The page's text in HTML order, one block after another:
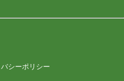
シーポリシー